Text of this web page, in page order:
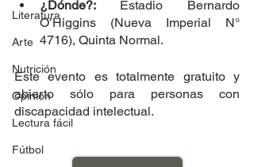
Literatura
Arte
Nutrición
Opinión
Lectura fácil
Fútbol
¿Dónde?: Estadio Bernardo
O’Higgins (Nueva Imperial N°
4716), Quinta Normal.
Este evento es totalmente gratuito y
abierto sólo para personas con
discapacidad intelectual.